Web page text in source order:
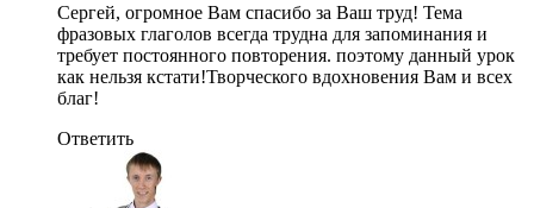
Сергей, огромное Вам спасибо за Ваш труд! Тема
фразовых глаголов всегда трудна для запоминания и
требует постоянного повторения. поэтому данный урок
как нельзя кстати!Творческого вдохновения Вам и всех
благ!
Ответить